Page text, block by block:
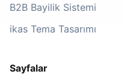
B2B Bayilik Sistemi
ikas Tema Tasarımı
Sayfalar